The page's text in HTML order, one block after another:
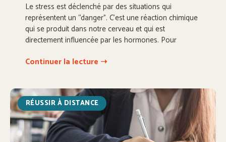
Le stress est déclenché par des situations qui
représentent un “danger”. C’est une réaction chimique
qui se produit dans notre cerveau et qui est
directement influencée par les hormones. Pour
Continuer la lecture ➝
RÉUSSIR À DISTANCE